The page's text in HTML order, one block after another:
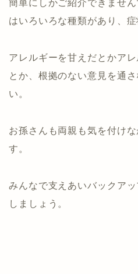
簡単にしかご紹介できませ
はいろいろな種類があり、症
アレルギーを甘えだとかア
とか、根拠のない意見を通
い。
お孫さんも両親も気を付け
す。
みんなで支えあいバックア
しましょう。